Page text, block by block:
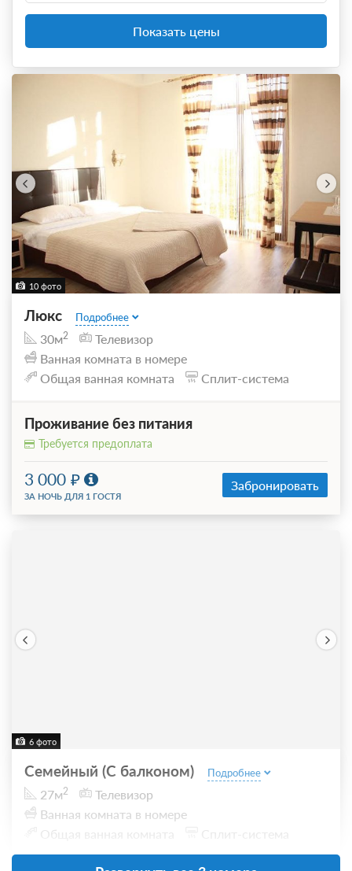
Показать цены
10 фото
Люкс Подробнее
30м2
Телевизор
Ванная комната в номере
Общая ванная комната
Сплит-система
Проживание без питания
Требуется предоплата
3 000
ЗА НОЧЬ ДЛЯ 1 ГОСТЯ
Забронировать
6 фото
Семейный (С балконом) Подробнее
27м2
Телевизор
Ванная комната в номере
Общая ванная комната